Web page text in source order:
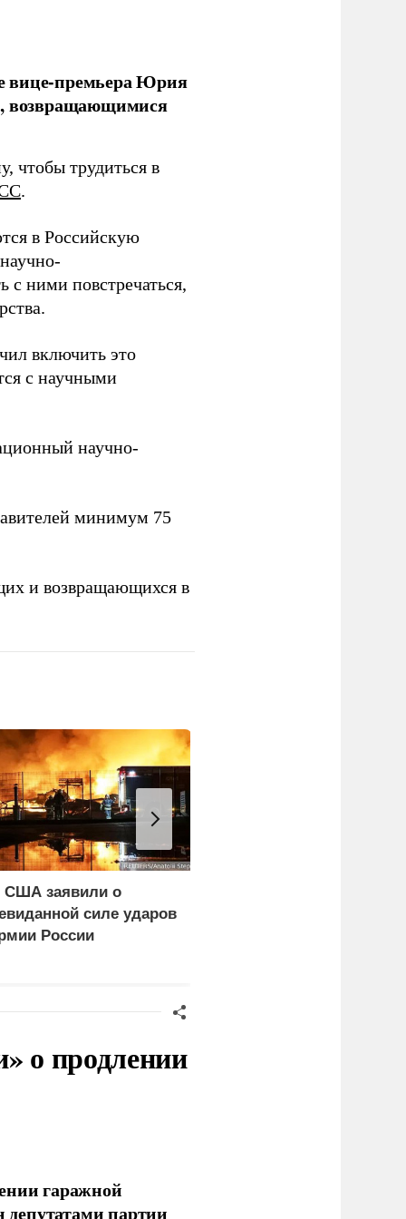
вице-премьера Юрия
возвращающимися
чтобы трудиться в
.
в Российскую
с ними повстречаться,
включить это
с научными
научно-
минимум 75
и возвращающихся в
США заявили о
силе ударов
России
о продлении
гаражной
депутатами партии